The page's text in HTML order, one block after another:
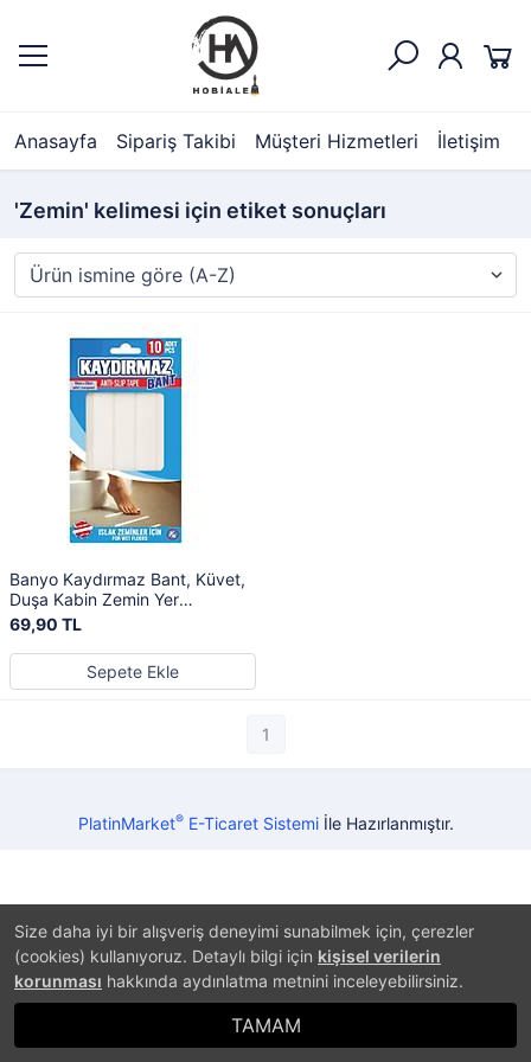
Anasayfa Sipariş Takibi Müşteri Hizmetleri İletişim
Size daha iyi bir alışveriş deneyimi sunabilmek için, çerezler
(cookies) kullanıyoruz. Detaylı bilgi için kişisel verilerin
korunması hakkında aydınlatma metnini inceleyebilirsiniz.
TAMAM
'Zemin' kelimesi için etiket sonuçları
Banyo Kaydırmaz Bant, Küvet,
Duşa Kabin Zemin Yer
Kaydırmaz Şerit
69,90 TL
Sepete Ekle
1
PlatinMarket®E-Ticaret Sistemiİle Hazırlanmıştır.